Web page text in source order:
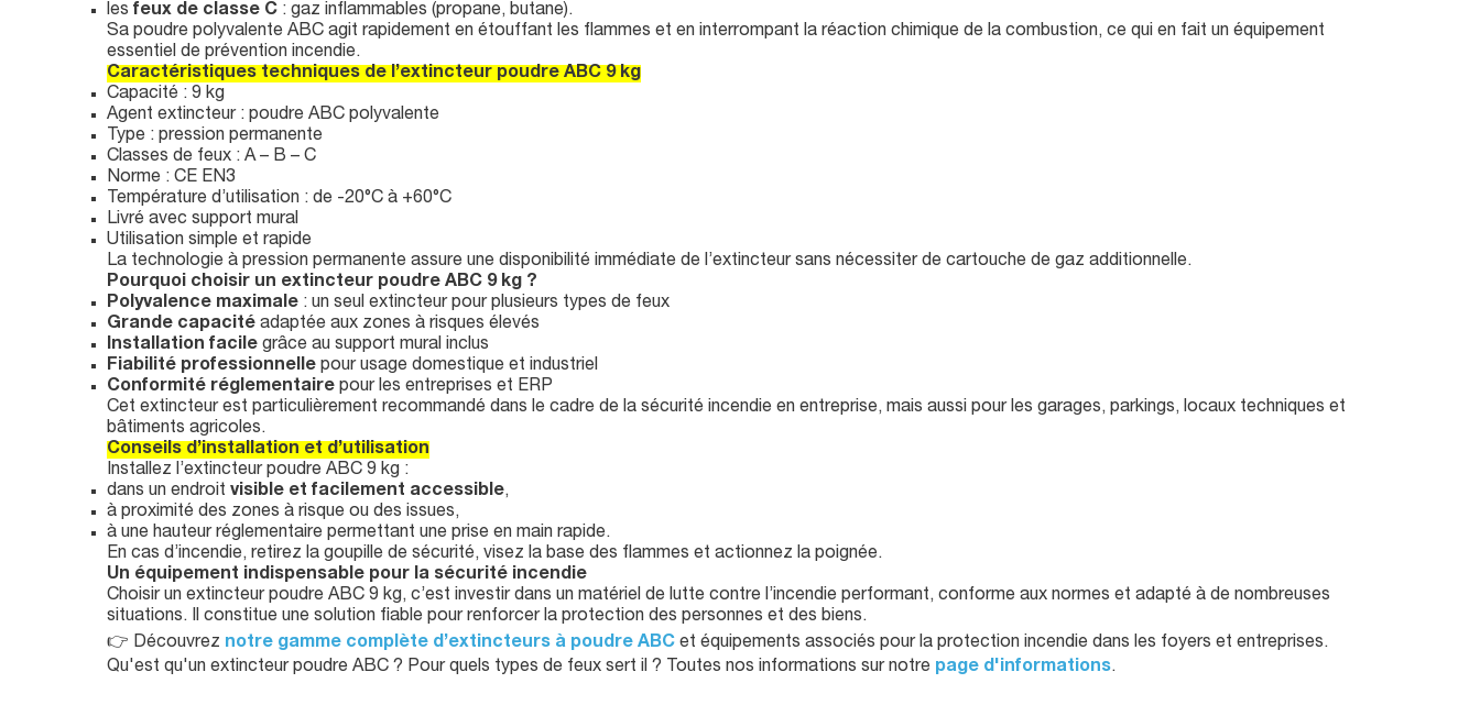
les feux de classe C : gaz inflammables (propane, butane).
Sa poudre polyvalente ABC agit rapidement en étouffant les flammes et en interrompant la réaction chimique de la combustion, ce qui en fait un équipement
essentiel de prévention incendie.
Caractéristiques techniques de l’extincteur poudre ABC 9 kg
Capacité : 9 kg
Agent extincteur : poudre ABC polyvalente
Type : pression permanente
Classes de feux : A – B – C
Norme : CE EN3
Température d’utilisation : de -20°C à +60°C
Livré avec support mural
Utilisation simple et rapide
La technologie à pression permanente assure une disponibilité immédiate de l’extincteur sans nécessiter de cartouche de gaz additionnelle.
Pourquoi choisir un extincteur poudre ABC 9 kg ?
Polyvalence maximale : un seul extincteur pour plusieurs types de feux
Grande capacité adaptée aux zones à risques élevés
Installation facile grâce au support mural inclus
Fiabilité professionnelle pour usage domestique et industriel
Conformité réglementaire pour les entreprises et ERP
Cet extincteur est particulièrement recommandé dans le cadre de la sécurité incendie en entreprise, mais aussi pour les garages, parkings, locaux techniques et
bâtiments agricoles.
Conseils d’installation et d’utilisation
Installez l’extincteur poudre ABC 9 kg :
dans un endroit visible et facilement accessible,
à proximité des zones à risque ou des issues,
à une hauteur réglementaire permettant une prise en main rapide.
En cas d’incendie, retirez la goupille de sécurité, visez la base des flammes et actionnez la poignée.
Un équipement indispensable pour la sécurité incendie
Choisir un extincteur poudre ABC 9 kg, c’est investir dans un matériel de lutte contre l’incendie performant, conforme aux normes et adapté à de nombreuses
situations. Il constitue une solution fiable pour renforcer la protection des personnes et des biens.
👉 Découvrez notre gamme complète d’extincteurs à poudre ABC et équipements associés pour la protection incendie dans les foyers et entreprises.
Qu'est qu'un extincteur poudre ABC ? Pour quels types de feux sert il ? Toutes nos informations sur notre page d'informations.